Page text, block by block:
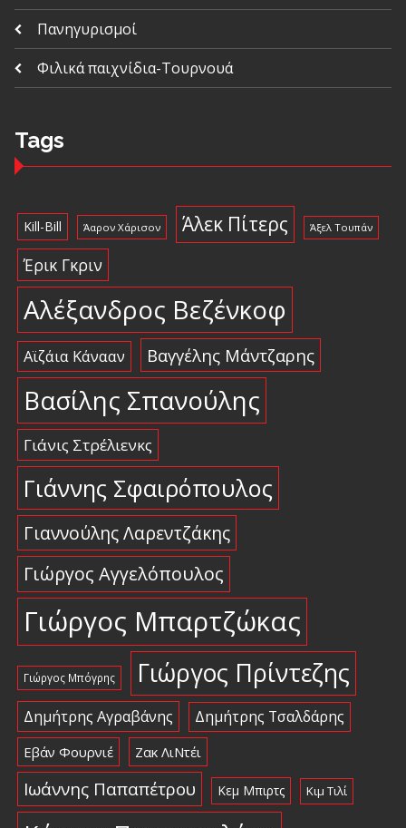
Πανηγυρισμοί
Φιλικά παιχνίδια-Τουρνουά
Tags
Kill-Bill Άαρον Χάρισον Άλεκ Πίτερς Άξελ Τουπάν
Έρικ Γκριν
Αλέξανδρος Βεζένκοφ
Αϊζάια Κάνααν Βαγγέλης Μάντζαρης
Βασίλης Σπανούλης
Γιάνις Στρέλιενκς
Γιάννης Σφαιρόπουλος
Γιαννούλης Λαρεντζάκης
Γιώργος Αγγελόπουλος
Γιώργος Μπαρτζώκας
Γιώργος Μπόγρης Γιώργος Πρίντεζης
Δημήτρης Αγραβάνης Δημήτρης Τσαλδάρης
Εβάν Φουρνιέ Ζακ ΛιΝτέι
Ιωάννης Παπαπέτρου Κεμ Μπιρτς Κιμ Τιλί